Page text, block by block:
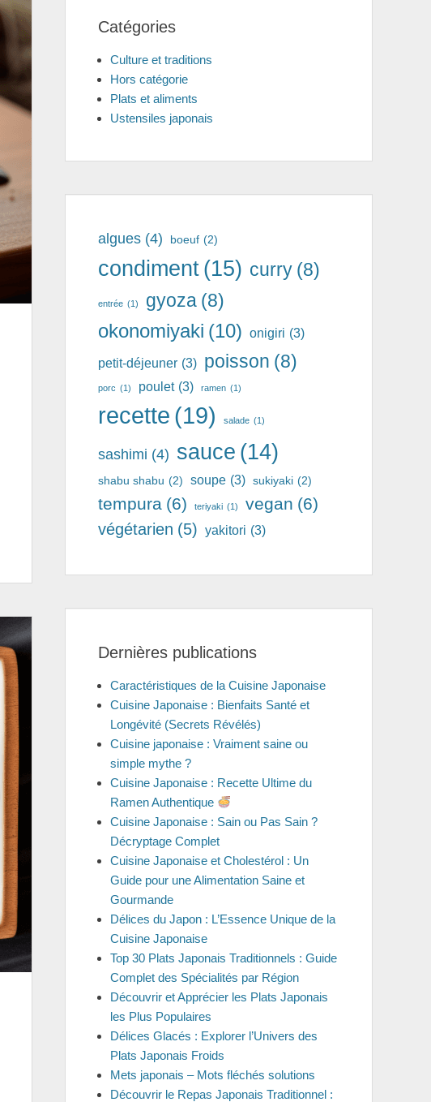
Catégories
Culture et traditions
Hors catégorie
Plats et aliments
Ustensiles japonais
algues (4) boeuf (2)
condiment(15) curry (8)
entrée (1) gyoza (8)
okonomiyaki (10) onigiri (3)
petit-déjeuner (3) poisson (8)
porc (1) poulet (3) ramen (1)
recette (19) salade (1)
sashimi (4) sauce (14)
shabu shabu (2) soupe (3) sukiyaki (2)
tempura (6) teriyaki (1) vegan (6)
végétarien (5) yakitori (3)
Dernières publications
Caractéristiques de la Cuisine Japonaise
Cuisine Japonaise : Bienfaits Santé et
Longévité (Secrets Révélés)
Cuisine japonaise : Vraiment saine ou
simple mythe ?
Cuisine Japonaise : Recette Ultime du
Ramen Authentique
Cuisine Japonaise : Sain ou Pas Sain ?
Décryptage Complet
Cuisine Japonaise et Cholestérol : Un
Guide pour une Alimentation Saine et
Gourmande
Délices du Japon : L’Essence Unique de la
Cuisine Japonaise
Top 30 Plats Japonais Traditionnels : Guide
Complet des Spécialités par Région
Découvrir et Apprécier les Plats Japonais
les Plus Populaires
Délices Glacés : Explorer l’Univers des
Plats Japonais Froids
Mets japonais – Mots fléchés solutions
Découvrir le Repas Japonais Traditionnel :